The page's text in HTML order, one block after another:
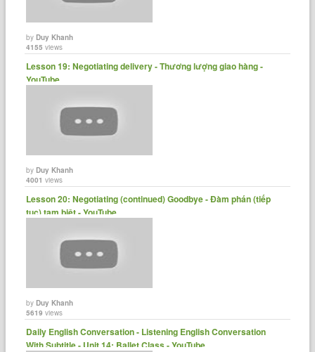
byDuy Khanh
4155 views
Lesson 19: Negotiating delivery - Thương lượng giao hàng -
YouTube
byDuy Khanh
4001 views
Lesson 20: Negotiating (continued) Goodbye - Đàm phán (tiếp
tục) tạm biệt - YouTube
byDuy Khanh
5619 views
Daily English Conversation - Listening English Conversation
With Subtitle - Unit 14: Ballet Class - YouTube